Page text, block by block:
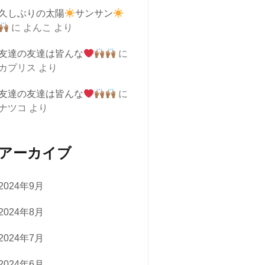
しぶりの太陽
サンサン
に よんこ より
達の友達は皆んな
に
プリス より
達の友達は皆んな
に
ツコ より
ーカイブ
年9月
年8月
年7月